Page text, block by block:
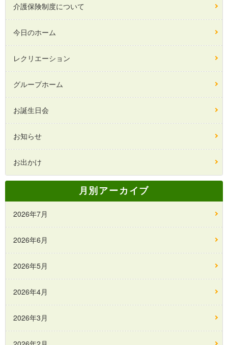
介護保険制度について
今日のホーム
レクリエーション
グループホーム
お誕生日会
お知らせ
お出かけ
月別アーカイブ
2026年7月
2026年6月
2026年5月
2026年4月
2026年3月